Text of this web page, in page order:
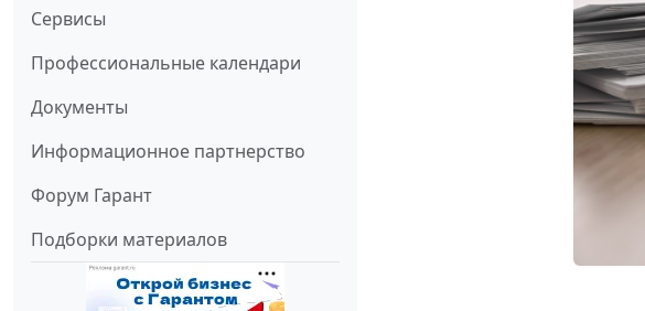
Сервисы
Профессиональные календари
Документы
Информационное партнерство
Форум Гарант
Подборки материалов